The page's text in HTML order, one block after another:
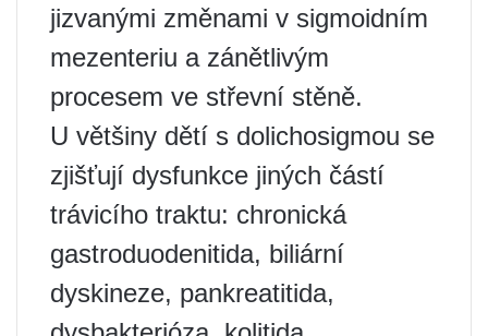
jizvanými změnami v sigmoidním
mezenteriu a zánětlivým
procesem ve střevní stěně.
U většiny dětí s dolichosigmou se
zjišťují dysfunkce jiných částí
trávicího traktu: chronická
gastroduodenitida, biliární
dyskineze, pankreatitida,